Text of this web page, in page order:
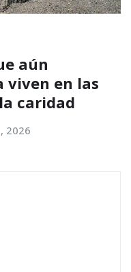
aún
viven en las
caridad
2026